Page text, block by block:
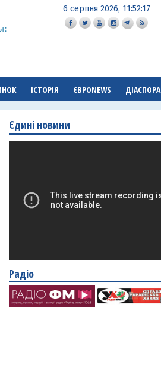
6 серпня 2026, 11:52:18
ІСТОРІЯ ЄВРОNEWS ДІАСПОРА
Єдині новини
Радіо